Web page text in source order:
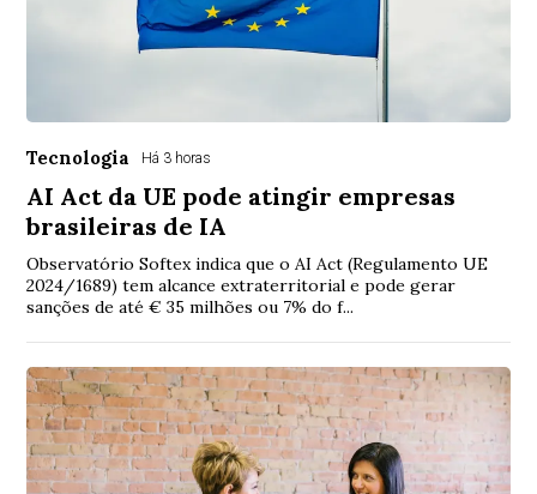
Tecnologia Há 3 horas
AI Act da UE pode atingir empresas
brasileiras de IA
Observatório Softex indica que o AI Act (Regulamento UE
2024/1689) tem alcance extraterritorial e pode gerar
sanções de até € 35 milhões ou 7% do f...